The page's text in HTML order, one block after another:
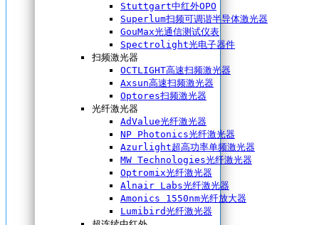
Stuttgart中红外OPO
Superlum扫频可调谐半导体激光器
GouMax光通信测试仪表
Spectrolight光电子器件
扫频激光器
OCTLIGHT高速扫频激光器
Axsun高速扫频激光器
Optores扫频激光器
光纤激光器
AdValue光纤激光器
NP Photonics光纤激光器
Azurlight超高功率单频激光器
MW Technologies光纤激光器
Optromix光纤激光器
Alnair Labs光纤激光器
Amonics 1550nm光纤放大器
Lumibird光纤激光器